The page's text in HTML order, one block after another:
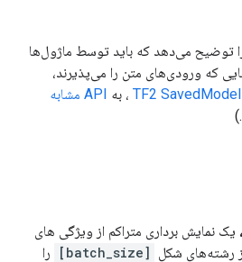
توضیح می‌دهد که باید توسط ماژول‌ها
که ورودی‌های متن را می‌پذیرند،
، به
API مشابه
یک نمایش برداری متراکم از ویژگی های
رشته‌های شکل [batch_size]
را